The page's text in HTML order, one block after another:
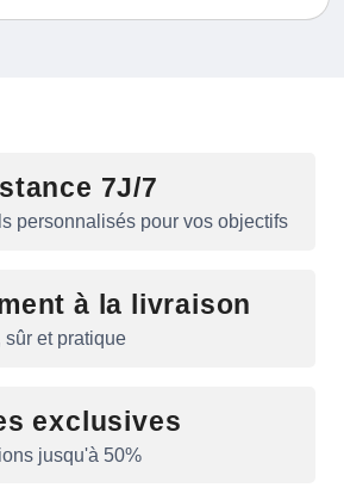
7J/7
personnalisés pour vos objectifs
à la livraison
sûr et pratique
exclusives
jusqu'à 50%